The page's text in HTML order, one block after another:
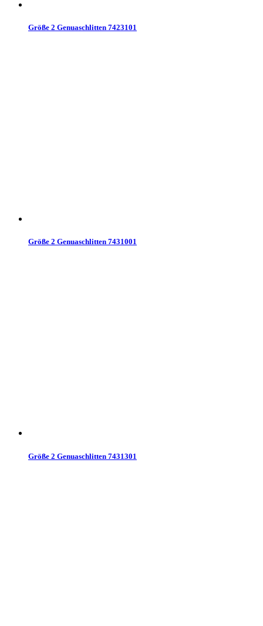
Größe 2 Genuaschlitten 7423101
Größe 2 Genuaschlitten 7431001
Größe 2 Genuaschlitten 7431301